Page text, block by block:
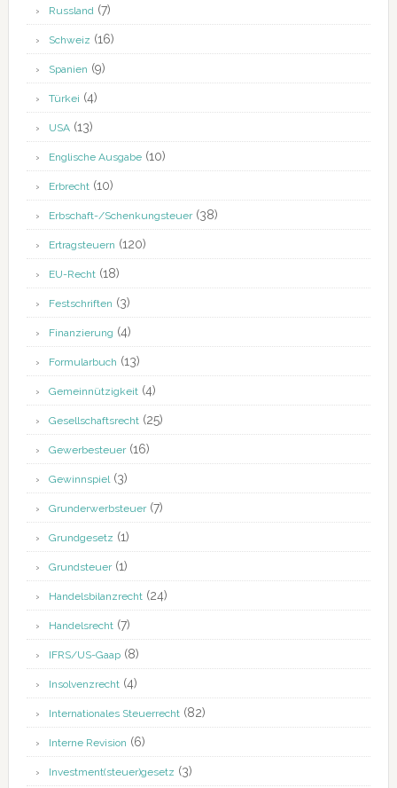
Russland(7)
Schweiz (16)
Spanien (9)
Türkei (4)
USA(13)
Englische Ausgabe(10)
Erbrecht(10)
Erbschaft-/Schenkungsteuer(38)
Ertragsteuern (120)
EU-Recht(18)
Festschriften (3)
Finanzierung (4)
Formularbuch (13)
Gemeinnützigkeit(4)
Gesellschaftsrecht(25)
Gewerbesteuer(16)
Gewinnspiel(3)
Grunderwerbsteuer(7)
Grundgesetz (1)
Grundsteuer(1)
Handelsbilanzrecht(24)
Handelsrecht(7)
IFRS/US-Gaap(8)
Insolvenzrecht(4)
Internationales Steuerrecht(82)
Interne Revision (6)
Investment(steuer)gesetz (3)